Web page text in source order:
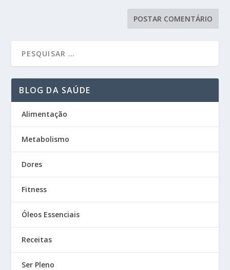
BLOG DA SAÚDE
Alimentação
Metabolismo
Dores
Fitness
Óleos Essenciais
Receitas
Ser Pleno